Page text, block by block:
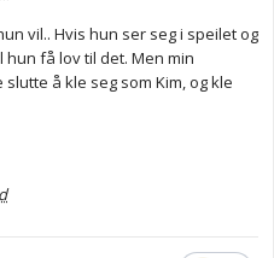
vil.. Hvis hun ser seg i speilet og
få lov til det. Men min
å kle seg som Kim, og kle